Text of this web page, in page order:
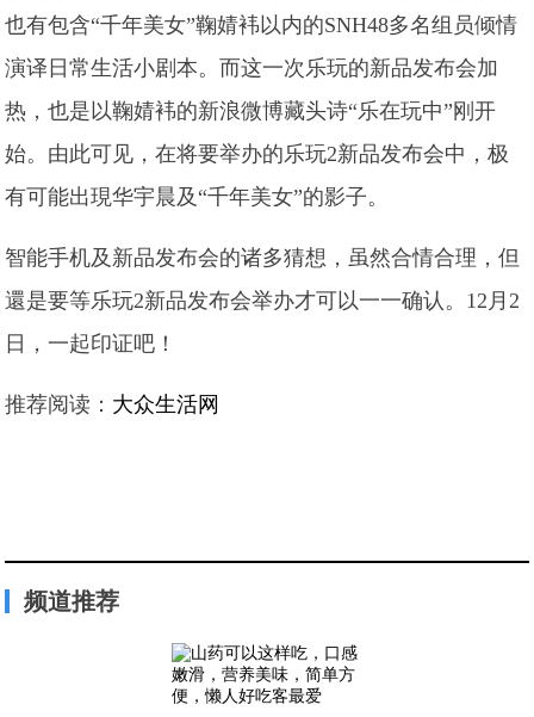
也有包含“千年美女”鞠婧袆以内的SNH48多名组员倾情
演译日常生活小剧本。而这一次乐玩的新品发布会加
热，也是以鞠婧袆的新浪微博藏头诗“乐在玩中”刚开
始。由此可见，在将要举办的乐玩2新品发布会中，极
有可能出現华宇晨及“千年美女”的影子。
智能手机及新品发布会的诸多猜想，虽然合情合理，但
還是要等乐玩2新品发布会举办才可以一一确认。12月2
日，一起印证吧！
推荐阅读： 大众生活网
频道推荐